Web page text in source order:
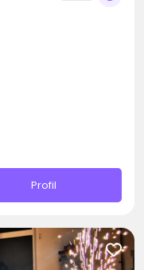
Profil